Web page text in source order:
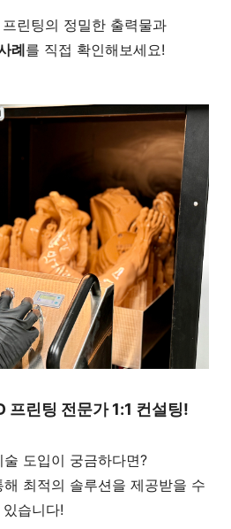
린팅의 정밀한 출력물과
례를 직접 확인해보세요!
프린팅 전문가 1:1 컨설팅!
도입이 궁금하다면?
해 최적의 솔루션을 제공받을 수
있습니다!